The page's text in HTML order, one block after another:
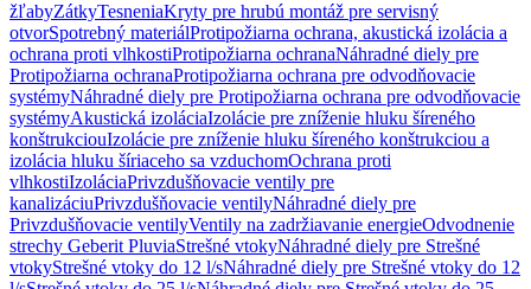
žľabyZátkyTesneniaKryty pre hrubú montáž pre servisný
otvorSpotrebný materiálProtipožiarna ochrana, akustická izolácia a
ochrana proti vlhkostiProtipožiarna ochranaNáhradné diely pre
Protipožiarna ochranaProtipožiarna ochrana pre odvodňovacie
systémyNáhradné diely pre Protipožiarna ochrana pre odvodňovacie
systémyAkustická izoláciaIzolácie pre zníženie hluku šíreného
konštrukciouIzolácie pre zníženie hluku šíreného konštrukciou a
izolácia hluku šíriaceho sa vzduchomOchrana proti
vlhkostiIzoláciaPrivzdušňovacie ventily pre
kanalizáciuPrivzdušňovacie ventilyNáhradné diely pre
Privzdušňovacie ventilyVentily na zadržiavanie energieOdvodnenie
strechy Geberit PluviaStrešné vtokyNáhradné diely pre Strešné
vtokyStrešné vtoky do 12 l/sNáhradné diely pre Strešné vtoky do 12